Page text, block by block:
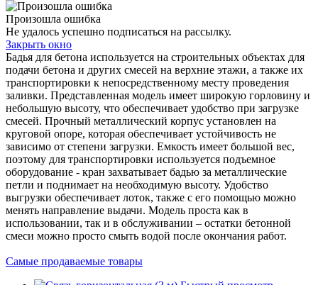
Произошла ошибка
Не удалось успешно подписаться на рассылку.
Закрыть окно
Бадья для бетона используется на строительных объектах для
подачи бетона и других смесей на верхние этажи, а также их
транспортировки к непосредственному месту проведения
заливки. Представленная модель имеет широкую горловину и
небольшую высоту, что обеспечивает удобство при загрузке
смесей. Прочный металлический корпус установлен на
круговой опоре, которая обеспечивает устойчивость не
зависимо от степени загрузки. Емкость имеет большой вес,
поэтому для транспортировки используется подъемное
оборудование - кран захватывает бадью за металлические
петли и поднимает на необходимую высоту. Удобство
выгрузки обеспечивает лоток, также с его помощью можно
менять направление выдачи. Модель проста как в
использовании, так и в обслуживании – остатки бетонной
смеси можно просто смыть водой после окончания работ.
Самые продаваемые товары